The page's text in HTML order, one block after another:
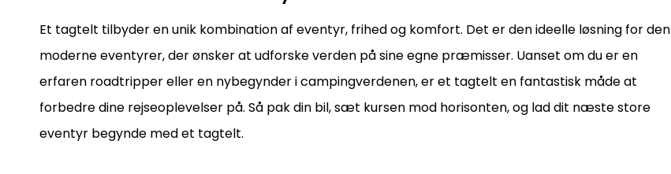
Et tagtelt tilbyder en unik kombination af eventyr, frihed og komfort. Det er den ideelle løsning for den
moderne eventyrer, der ønsker at udforske verden på sine egne præmisser. Uanset om du er en
erfaren roadtripper eller en nybegynder i campingverdenen, er et tagtelt en fantastisk måde at
forbedre dine rejseoplevelser på. Så pak din bil, sæt kursen mod horisonten, og lad dit næste store
eventyr begynde med et tagtelt.